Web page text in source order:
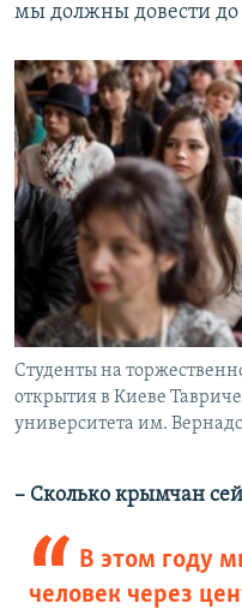
мы должны довести
Студенты на
открытия в Киеве
университета им.
– Сколько крымчан
В этом году
человек через